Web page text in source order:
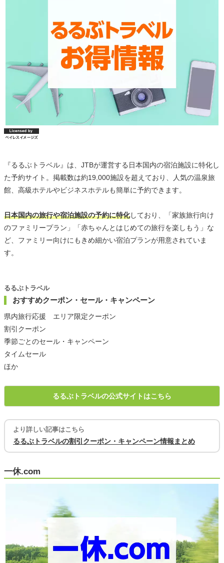
『るるぶトラベル』は、JTBが運営する日本国内の宿泊施設に特化し
た予約サイト。掲載数は約19,000施設を超えており、人気の温泉旅
館、高級ホテルやビジネスホテルも簡単に予約できます。
日本国内の旅行や宿泊施設の予約に特化しており、「家族旅行向け
のファミリープラン」「赤ちゃんとはじめての旅行を楽しもう」な
ど、ファミリー向けにもきめ細かい宿泊プランが用意されていま
す。
おすすめクーポン・セール・キャンペーン
るるぶトラベル
県内旅行応援 エリア限定クーポン
割引クーポン
季節ごとのセール・キャンペーン
タイムセール
ほか
るるぶトラベルの公式サイトはこちら
より詳しい記事はこちら
るるぶトラベルの割引クーポン・キャンペーン情報まとめ
一休.com